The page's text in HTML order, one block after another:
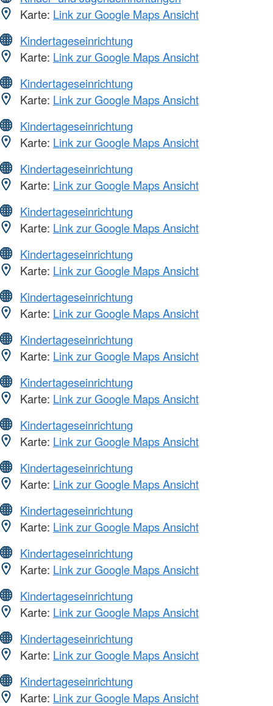
Karte: Link zur Google Maps Ansicht
Kindertageseinrichtung
Karte: Link zur Google Maps Ansicht
Kindertageseinrichtung
Karte: Link zur Google Maps Ansicht
Kindertageseinrichtung
Karte: Link zur Google Maps Ansicht
Kindertageseinrichtung
Karte: Link zur Google Maps Ansicht
Kindertageseinrichtung
Karte: Link zur Google Maps Ansicht
Kindertageseinrichtung
Karte: Link zur Google Maps Ansicht
Kindertageseinrichtung
Karte: Link zur Google Maps Ansicht
Kindertageseinrichtung
Karte: Link zur Google Maps Ansicht
Kindertageseinrichtung
Karte: Link zur Google Maps Ansicht
Kindertageseinrichtung
Karte: Link zur Google Maps Ansicht
Kindertageseinrichtung
Karte: Link zur Google Maps Ansicht
Kindertageseinrichtung
Karte: Link zur Google Maps Ansicht
Kindertageseinrichtung
Karte: Link zur Google Maps Ansicht
Kindertageseinrichtung
Karte: Link zur Google Maps Ansicht
Kindertageseinrichtung
Karte: Link zur Google Maps Ansicht
Kindertageseinrichtung
Karte: Link zur Google Maps Ansicht